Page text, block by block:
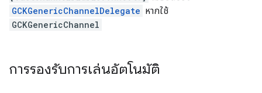
GCKGenericChannelDelegate หากใช้
GCKGenericChannel
การรองรับการเล่นอัตโนมัติ